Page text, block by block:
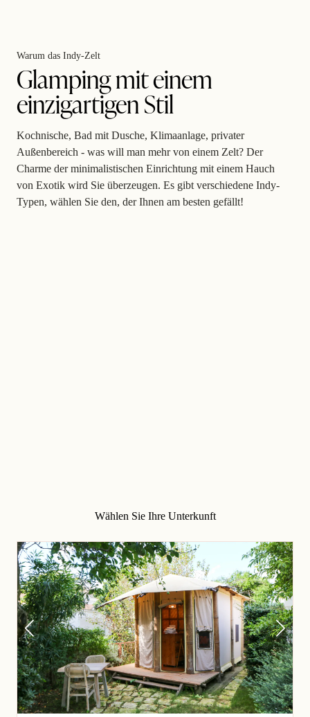
Warum das Indy-Zelt
Glamping mit einem
einzigartigen Stil
Kochnische, Bad mit Dusche, Klimaanlage, privater
Außenbereich - was will man mehr von einem Zelt? Der
Charme der minimalistischen Einrichtung mit einem Hauch
von Exotik wird Sie überzeugen. Es gibt verschiedene Indy-
Typen, wählen Sie den, der Ihnen am besten gefällt!
Wählen Sie Ihre Unterkunft